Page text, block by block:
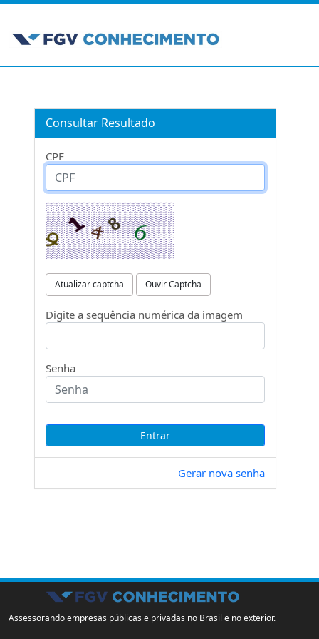
Consultar Resultado
CPF
Atualizar captcha Ouvir Captcha
Digite a sequência numérica da imagem
Senha
Gerar nova senha
Assessorando empresas públicas e privadas no Brasil e no exterior.